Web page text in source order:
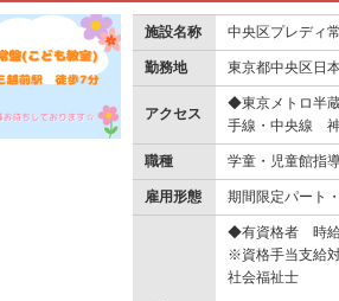
施設名称 中央区プレディ
勤務地 東京都中央区日
アクセス
◆東京メトロ半
手線・中央線
職種 学童・児童館指
雇用形態 期間限定パート
◆有資格者 時給
※資格手当支給
社会福祉士